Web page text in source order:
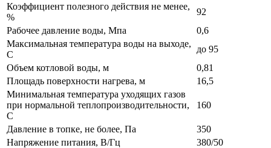
Коэффициент полезного действия не менее,
%
92
Рабочее давление воды, Мпа
0,6
Максимальная температура воды на выходе,
С
до 95
Объем котловой воды, м
0,81
Площадь поверхности нагрева, м
16,5
Минимальная температура уходящих газов
при нормальной теплопроизводительности,
С
160
Давление в топке, не более, Па
350
Напряжение питания, В/Гц
380/50